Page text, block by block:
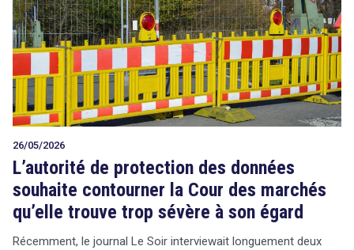
26/05/2026
L’autorité de protection des données
souhaite contourner la Cour des marchés
qu’elle trouve trop sévère à son égard
Récemment, le journal Le Soir interviewait longuement deux